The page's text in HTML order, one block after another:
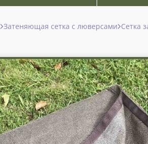
Затеняющая сетка с люверсами Сетка